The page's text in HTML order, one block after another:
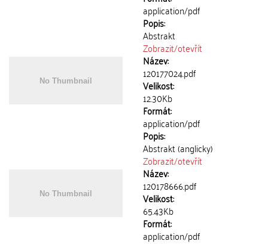
application/pdf
Popis:
Abstrakt
Zobrazit/otevřít
Název:
120177024.pdf
Velikost:
12.30Kb
Formát:
application/pdf
Popis:
Abstrakt (anglicky)
Zobrazit/otevřít
Název:
120178666.pdf
Velikost:
65.43Kb
Formát:
application/pdf